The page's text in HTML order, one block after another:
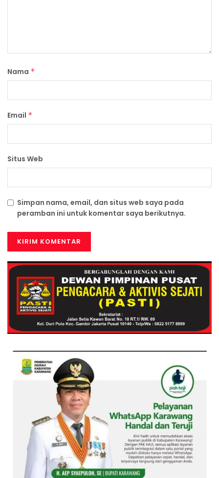
Nama *
Email *
Situs Web
Simpan nama, email, dan situs web saya pada
peramban ini untuk komentar saya berikutnya.